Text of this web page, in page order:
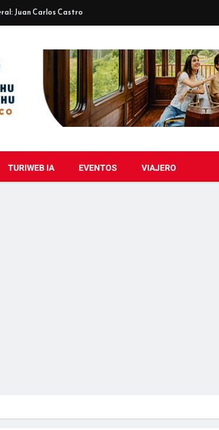
Juan Carlos Castro
TURIWEB IA EVENTOS VIAJERO